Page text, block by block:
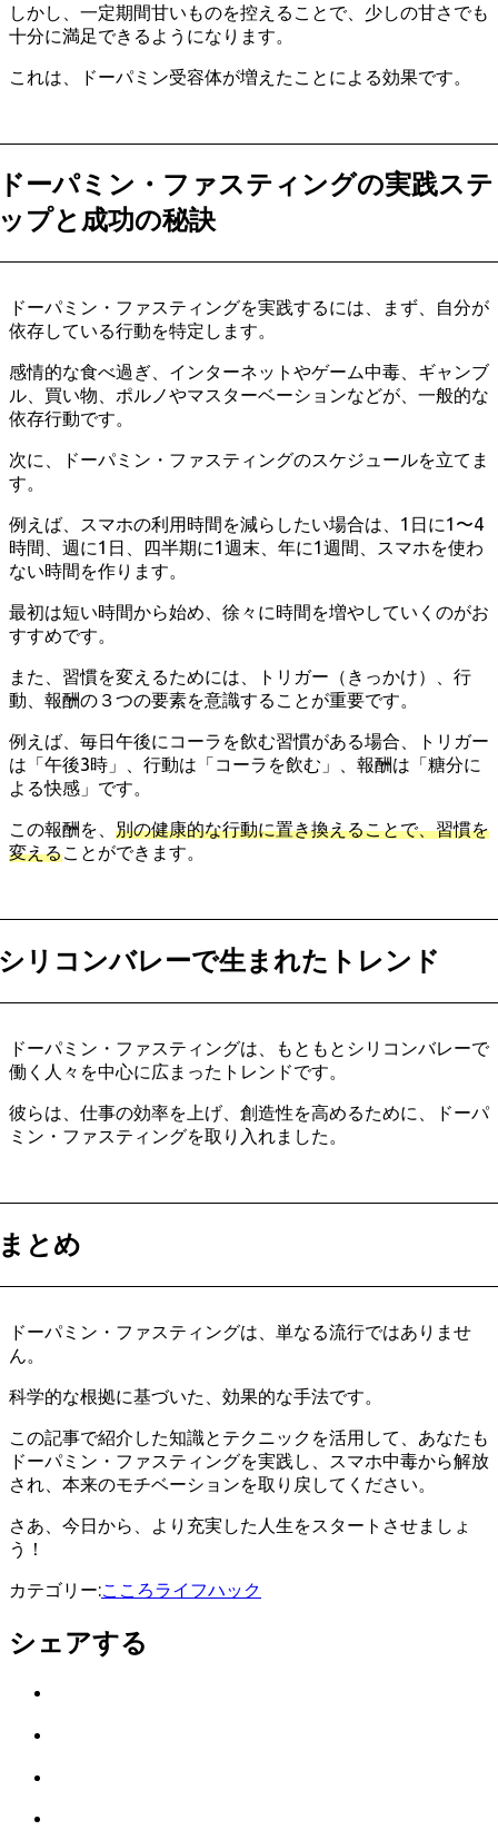
しかし、一定期間甘いものを控えることで、少しの甘さでも
十分に満足できるようになります。
これは、ドーパミン受容体が増えたことによる効果です。
ーパミン・ファスティングの実践ステ
プと成功の秘訣
ドーパミン・ファスティングを実践するには、まず、自分が
依存している行動を特定します。
感情的な食べ過ぎ、インターネットやゲーム中毒、ギャンブ
ル、買い物、ポルノやマスターベーションなどが、一般的な
依存行動です。
次に、ドーパミン・ファスティングのスケジュールを立てま
す。
例えば、スマホの利用時間を減らしたい場合は、1日に1〜4
時間、週に1日、四半期に1週末、年に1週間、スマホを使わ
ない時間を作ります。
最初は短い時間から始め、徐々に時間を増やしていくのがお
すすめです。
また、習慣を変えるためには、トリガー（きっかけ）、行
動、報酬の３つの要素を意識することが重要です。
例えば、毎日午後にコーラを飲む習慣がある場合、トリガー
は「午後3時」、行動は「コーラを飲む」、報酬は「糖分に
よる快感」です。
この報酬を、 別の健康的な行動に置き換えることで、習慣を
変えることができます。
リコンバレーで生まれたトレンド
ドーパミン・ファスティングは、もともとシリコンバレーで
働く人々を中心に広まったトレンドです。
彼らは、仕事の効率を上げ、創造性を高めるために、ドーパ
ミン・ファスティングを取り入れました。
とめ
ドーパミン・ファスティングは、単なる流行ではありませ
ん。
科学的な根拠に基づいた、効果的な手法です。
この記事で紹介した知識とテクニックを活用して、あなたも
ドーパミン・ファスティングを実践し、スマホ中毒から解放
され、本来のモチベーションを取り戻してください。
さあ、今日から、より充実した人生をスタートさせましょ
う！
カテゴリー:こころライフハック
シェアする